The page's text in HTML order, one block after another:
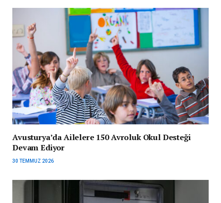
Avusturya’da Ailelere 150 Avroluk Okul Desteği
Devam Ediyor
30 TEMMUZ 2026